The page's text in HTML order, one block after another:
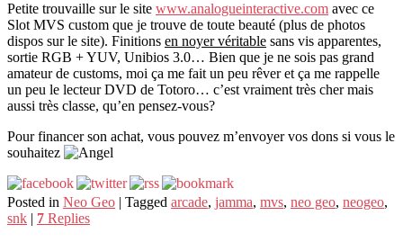
Petite trouvaille sur le site www.analogueinteractive.com avec ce
Slot MVS custom que je trouve de toute beauté (plus de photos
dispos sur le site). Finitions en noyer véritable sans vis apparentes,
sortie RGB + YUV, Unibios 3.0… Bien que je ne sois pas grand
amateur de customs, moi ça me fait un peu rêver et ça me rappelle
un peu le lecteur DVD de Totoro… c’est vraiment très cher mais
aussi très classe, qu’en pensez-vous?
Pour financer son achat, vous pouvez m’envoyer vos dons si vous le
souhaitez
Posted in Neo Geo | Tagged arcade, jamma, mvs, neo geo, neogeo,
snk | 7 Replies